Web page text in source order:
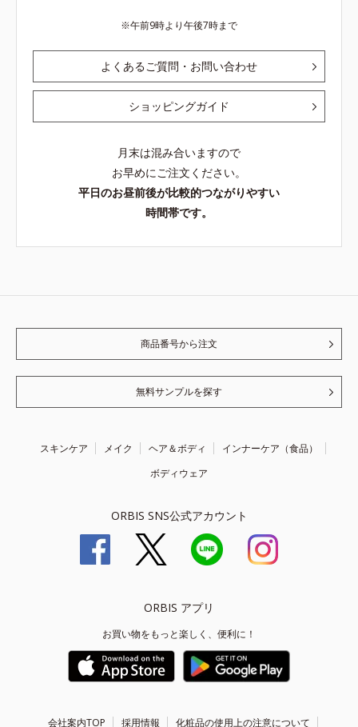
午前9時より午後7時まで
よくあるご質問・お問い合わせ
ショッピングガイド
月末は混み合いますので
お早めにご注文ください。
平日のお昼前後が比較的つながりやすい
時間帯です。
商品番号から注文
無料サンプルを探す
スキンケア メイク ヘア＆ボディ
インナーケア（食品）
ボディウェア
ORBIS SNS公式アカウント
ORBIS アプリ
お買い物をもっと楽しく、便利に！
会社案内TOP 採用情報 化粧品の使用上の注意について